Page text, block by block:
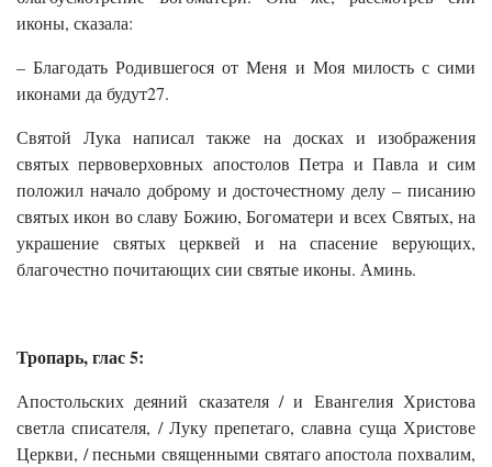
иконы, сказала:
– Благодать Родившегося от Меня и Моя милость с сими
иконами да будут27.
Святой Лука написал также на досках и изображения
святых первоверховных апостолов Петра и Павла и сим
положил начало доброму и досточестному делу – писанию
святых икон во славу Божию, Богоматери и всех Святых, на
украшение святых церквей и на спасение верующих,
благочестно почитающих сии святые иконы. Аминь.
Тропарь, глас 5:
Апостольских деяний сказателя / и Евангелия Христова
светла списателя, / Луку препетаго, славна суща Христове
Церкви, / песньми священными святаго апостола похвалим,